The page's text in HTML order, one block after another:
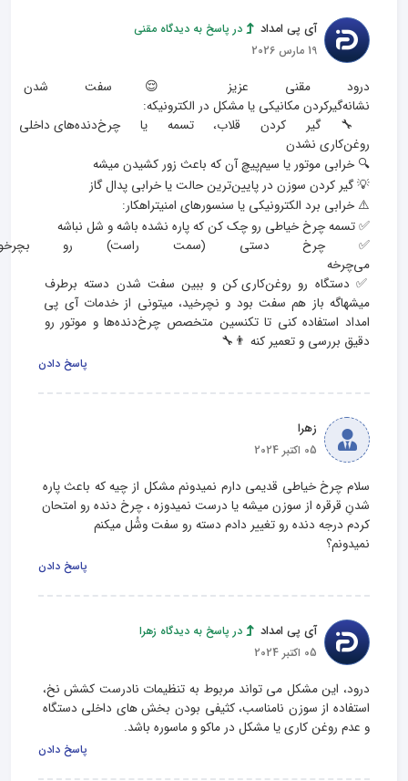
آی پی امداد
در پاسخ به دیدگاه مقنی
19 مارس 2026
درود مقنی عزیز 😌سفت شدن
🔧 گیر کردن قلاب، تسمه یا
✅ چرخ دستی (سمت راست) رو
✅ دستگاه رو روغن‌کاری کن و ببین سفت شدن دسته برطرف
میشهاگه باز هم سفت بود و نچرخید، میتونی از خدمات آی‌ پی
امداد استفاده کنی تا تکنسین متخصص چرخ‌دنده‌ها و موتور رو
دقیق بررسی و تعمیر کنه 👨‍🔧
پاسخ دادن
زهرا
05 اکتبر 2024
سلام چرخ خیاطی قدیمی دارم نمیدونم مشکل از چیه که باعث پاره
شدنِ قرقره از سوزن میشه یا درست نمیدوزه ، چرخ دنده رو امتحان
نمیدونم؟
پاسخ دادن
آی پی امداد
در پاسخ به دیدگاه زهرا
05 اکتبر 2024
درود، این مشکل می تواند مربوط به تنظیمات نادرست کشش نخ،
استفاده از سوزن نامناسب، کثیفی بودن بخش های داخلی دستگاه
و عدم روغن‌ کاری یا مشکل در ماکو و ماسوره باشد.
پاسخ دادن